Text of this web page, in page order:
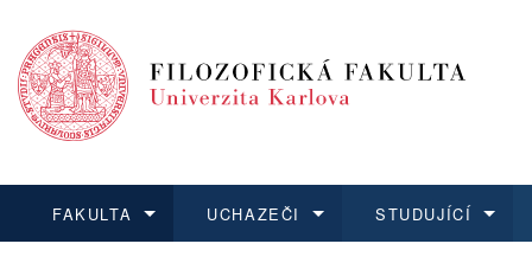
FAKULTA UCHAZEČI STUDUJÍCÍ